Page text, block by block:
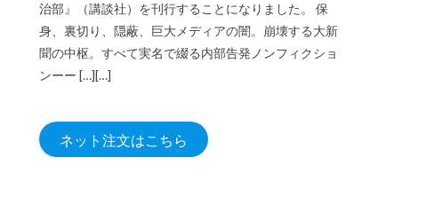
治部』（講談社）を刊行することになりました。 保
身、裏切り、隠蔽、巨大メディアの闇。崩壊する大新
聞の中枢。すべて実名で綴る内部告発ノンフィクショ
ンーー […][…]
ネット注文はこちら